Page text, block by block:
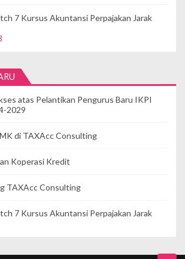
7 Kursus Akuntansi Perpajakan Jarak
atas Pelantikan Pengurus Baru IKPI
2029
di TAXAcc Consulting
Koperasi Kredit
TAXAcc Consulting
7 Kursus Akuntansi Perpajakan Jarak